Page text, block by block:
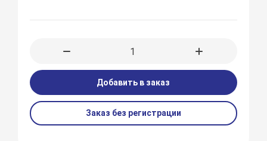
Добавить в заказ
Заказ без регистрации